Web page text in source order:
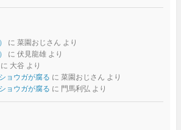
に 菜園おじさん より
に 伏見龍雄より
に 大谷 より
ョウガが腐る に 菜園おじさん より
ョウガが腐る に 門馬利弘 より